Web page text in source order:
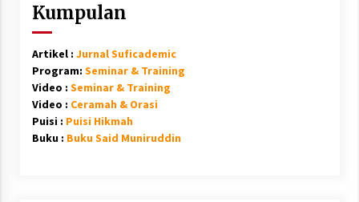
Kumpulan
Artikel : Jurnal Suficademic
Program: Seminar & Training
Video : Seminar & Training
Video : Ceramah & Orasi
Puisi : Puisi Hikmah
Buku : Buku Said Muniruddin